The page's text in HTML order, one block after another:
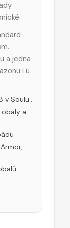
a jedna
i u
v Soulu..
obaly a